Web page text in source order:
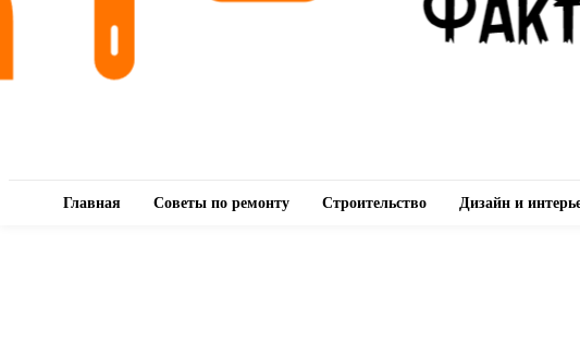
Главная Советы по ремонту Строительство Дизайн и